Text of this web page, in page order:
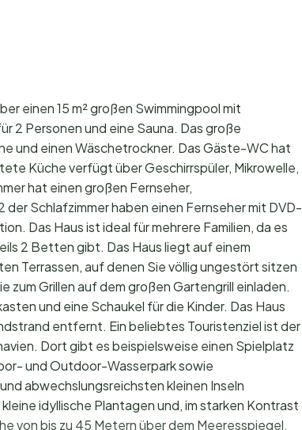
einen 15 m² großen Swimmingpool mit
2 Personen und eine Sauna. Das große
und einen Wäschetrockner. Das Gäste-WC hat
Küche verfügt über Geschirrspüler, Mikrowelle,
hat einen großen Fernseher,
Schlafzimmer haben einen Fernseher mit DVD-
Das Haus ist ideal für mehrere Familien, da es
2 Betten gibt. Das Haus liegt auf einem
Terrassen, auf denen Sie völlig ungestört sitzen
Grillen auf dem großen Gartengrill einladen.
und eine Schaukel für die Kinder. Das Haus
entfernt. Ein beliebtes Touristenziel ist der
Dort gibt es beispielsweise einen Spielplatz
und Outdoor-Wasserpark sowie
abwechslungsreichsten kleinen Inseln
idyllische Plantagen und, im starken Kontrast
von bis zu 45 Metern über dem Meeresspiegel.